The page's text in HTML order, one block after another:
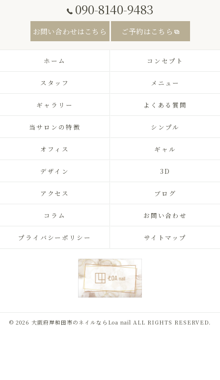
090-8140-9483
お問い合わせはこちら ご予約はこちら
ホーム コンセプト
スタッフ メニュー
ギャラリー よくある質問
当サロンの特徴 シンプル
オフィス ギャル
デザイン 3D
アクセス ブログ
コラム お問い合わせ
プライバシーポリシー サイトマップ
© 2026 大阪府岸和田市のネイルならLoa nail ALL RIGHTS RESERVED.